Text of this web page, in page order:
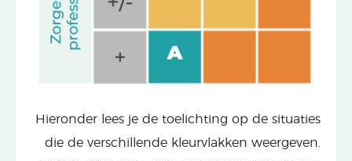
Hieronder lees je de toelichting op de situaties
die de verschillende kleurvlakken weergeven.